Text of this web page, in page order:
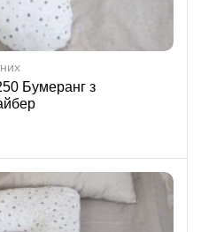
Бумеранг з